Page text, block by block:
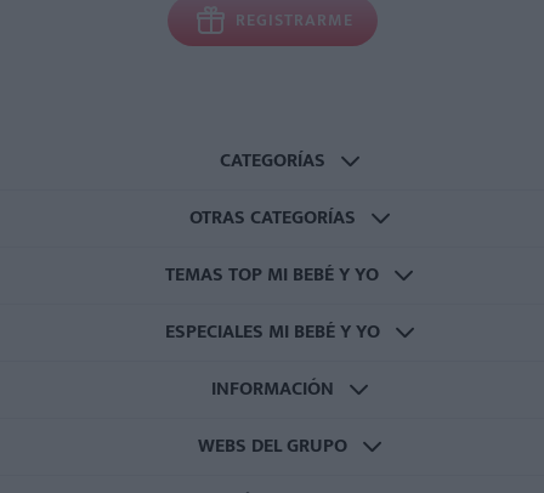
REGISTRARME
CATEGORÍAS
OTRAS CATEGORÍAS
TEMAS TOP MI BEBÉ Y YO
ESPECIALES MI BEBÉ Y YO
INFORMACIÓN
WEBS DEL GRUPO